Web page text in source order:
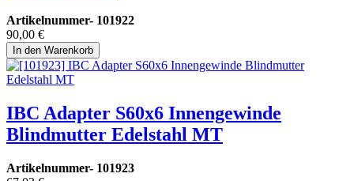
Artikelnummer- 101922
90,00 €
In den Warenkorb
IBC Adapter S60x6 Innengewinde
Blindmutter Edelstahl MT
Artikelnummer- 101923